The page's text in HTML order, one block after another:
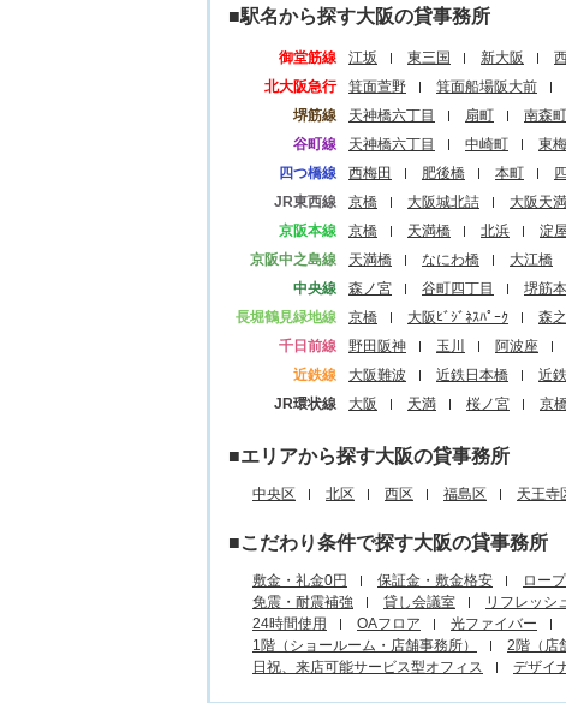
■駅名から探す大阪の貸事務所
御堂筋線 江坂 東三国 新大阪
北大阪急行
箕面萱野 箕面船場阪大前
堺筋線
天神橋六丁目 扇町 南森町
谷町線
天神橋六丁目 中崎町 東
四つ橋線
西梅田 肥後橋 本町
JR東西線
京橋 大阪城北詰 大阪天
京阪本線
京橋 天満橋 北浜
淀
京阪中之島線
天満橋 なにわ橋 大江橋
中央線
森ノ宮 谷町四丁目 堺筋
長堀鶴見緑地線
京橋 大阪ﾋﾞｼﾞﾈｽﾊﾟｰｸ 森
千日前線
野田阪神 玉川 阿波座
近鉄線
大阪難波 近鉄日本橋 近
JR環状線
大阪 天満 桜ノ宮 京
■エリアから探す大阪の貸事務所
中央区 北区 西区 福島区 天王寺
■こだわり条件で探す大阪の貸事務所
敷金・礼金0円 保証金・敷金格安 ロー
免震・耐震補強
貸し会議室 リフレッシ
24時間使用
OAフロア 光ファイバー
1階（ショールーム・店舗事務所）
2階（店
日祝、来店可能サービス型オフィス
デザイ